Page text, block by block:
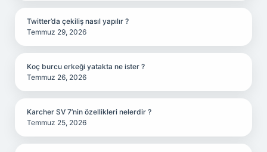
Twitter’da çekiliş nasıl yapılır ?
Temmuz 29, 2026
Koç burcu erkeği yatakta ne ister ?
Temmuz 26, 2026
Karcher SV 7’nin özellikleri nelerdir ?
Temmuz 25, 2026